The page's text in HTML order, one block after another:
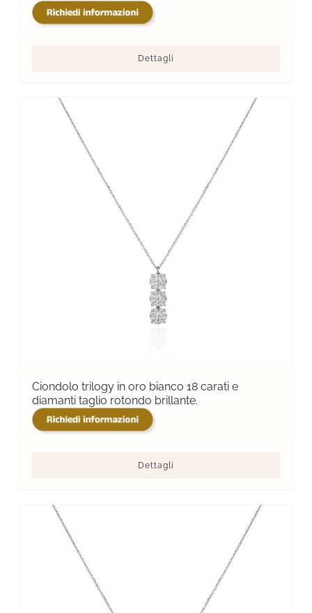
Dettagli
Ciondolo trilogy in oro bianco 18 carati e
diamanti taglio rotondo brillante.
Dettagli